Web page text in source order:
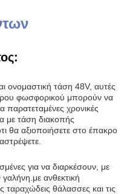
ονομαστική τάση 48V, αυτές
φωσφορικού μπορούν να
παρατεταμένες χρονικές
με τάση διακοπής
θα αξιοποιήσετε στο έπακρο
για να διαρκέσουν, με
ανθεκτική
ταραχώδεις θάλασσες και τις